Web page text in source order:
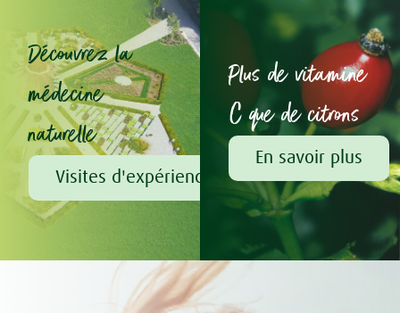
Découvrez la
médecine
naturelle
Visites d'expérience chez A.Vogel
Plus de vitamine
C que de citrons
En savoir plus